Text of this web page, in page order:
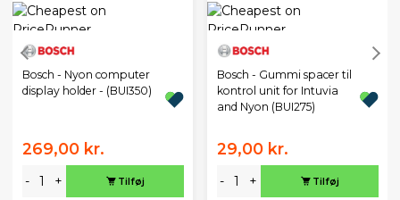
Bosch - Nyon computer
display holder - (BUI350)
269,00 kr.
- + Tilføj
Bosch - Gummi spacer til
kontrol unit for Intuvia
and Nyon (BUI275)
29,00 kr.
- + Tilføj